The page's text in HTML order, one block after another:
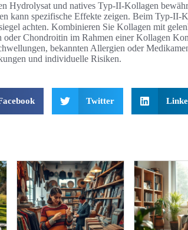
Hydrolysat und natives Typ-II-Kollagen
kann spezifische Effekte zeigen. Beim Typ-II-
achten. Kombinieren Sie Kollagen mit
oder Chondroitin im Rahmen einer Kollagen
bekannten Allergien oder
und individuelle Risiken.
Twitter